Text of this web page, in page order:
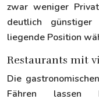
zwar weniger
deutlich
liegende Position
Restaurants mit
Die
Fähren lassen